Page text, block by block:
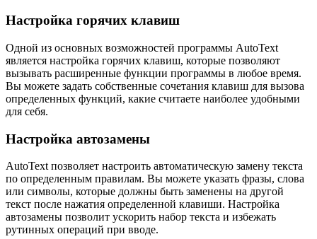
Настройка горячих клавиш
Одной из основных возможностей программы AutoText
является настройка горячих клавиш, которые позволяют
вызывать расширенные функции программы в любое время.
Вы можете задать собственные сочетания клавиш для вызова
определенных функций, какие считаете наиболее удобными
для себя.
Настройка автозамены
AutoText позволяет настроить автоматическую замену текста
по определенным правилам. Вы можете указать фразы, слова
или символы, которые должны быть заменены на другой
текст после нажатия определенной клавиши. Настройка
автозамены позволит ускорить набор текста и избежать
рутинных операций при вводе.